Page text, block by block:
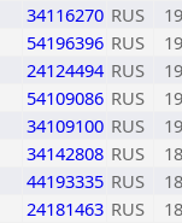
34116270 RUS
54196396 RUS
24124494 RUS
54109086 RUS
34109100 RUS
34142808 RUS
44193335 RUS
24181463 RUS